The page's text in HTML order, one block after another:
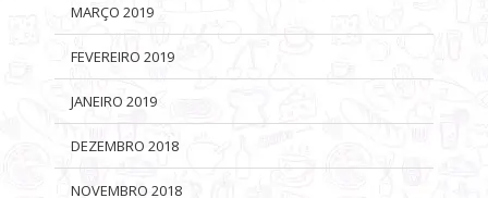
MARÇO 2019
FEVEREIRO 2019
JANEIRO 2019
DEZEMBRO 2018
NOVEMBRO 2018